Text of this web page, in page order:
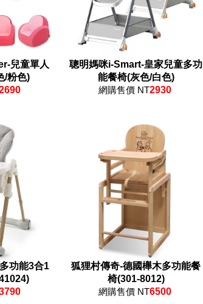
兒童單人
/粉色)
聰明媽咪i-Smart-皇家兒童多功
能餐椅(灰色/白色)
網購售價 NT2930
功能3合1
狐狸村傳奇-德國櫸木多功能餐
椅(301-8012)
網購售價 NT6500